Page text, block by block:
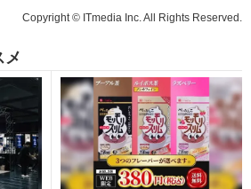
Copyright © ITmedia Inc. All Rights Reserved.
メ